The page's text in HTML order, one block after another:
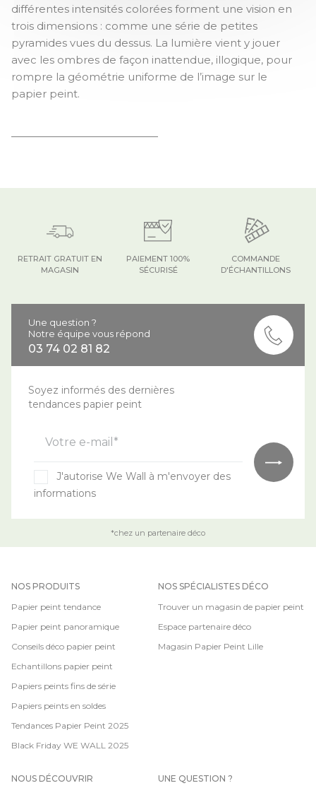
différentes intensités colorées forment une vision en
trois dimensions : comme une série de petites
pyramides vues du dessus. La lumière vient y jouer
avec les ombres de façon inattendue, illogique, pour
rompre la géométrie uniforme de l’image sur le
papier peint.
COMMANDE
D'ÉCHANTILLONS
PAIEMENT 100%
SÉCURISÉ
RETRAIT GRATUIT EN
MAGASIN
Une question ?
Notre équipe vous répond
03 74 02 81 82
Soyez informés des dernières
tendances papier peint
Votre e-mail*
J'autorise We Wall à m'envoyer des
informations
*chez un partenaire déco
NOS PRODUITS
Papier peint tendance
Papier peint panoramique
Conseils déco papier peint
Echantillons papier peint
Papiers peints fins de série
Papiers peints en soldes
Tendances Papier Peint 2025
Black Friday WE WALL 2025
NOS SPÉCIALISTES DÉCO
Trouver un magasin de papier peint
Espace partenaire déco
Magasin Papier Peint Lille
NOUS DÉCOUVRIR UNE QUESTION ?